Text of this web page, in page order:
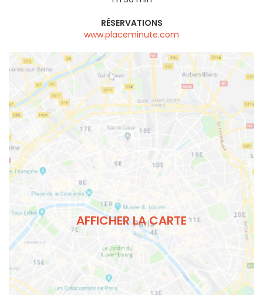
RÉSERVATIONS
www.placeminute.com
AFFICHER LA CARTE